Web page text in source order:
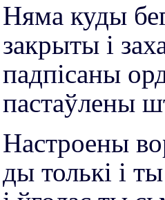
Няма куды
закрыты і
падпісаны
пастаўлены
Настроены
ды толькі і